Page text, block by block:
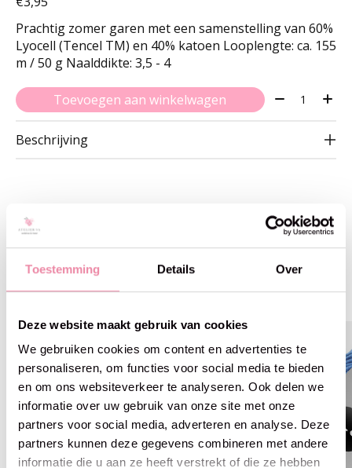
Toestemming Details Over
Deze website maakt gebruik van cookies
We gebruiken cookies om content en advertenties te
personaliseren, om functies voor social media te bieden
en om ons websiteverkeer te analyseren. Ook delen we
informatie over uw gebruik van onze site met onze
partners voor social media, adverteren en analyse. Deze
partners kunnen deze gegevens combineren met andere
informatie die u aan ze heeft verstrekt of die ze hebben
Prachtig zomer garen met een samenstelling van 60%
Lyocell (Tencel TM) en 40% katoen Looplengte: ca. 155
m / 50 g Naalddikte: 3,5 - 4
Toevoegen aan winkelwagen Aantal:
Beschrijving
Gerelateerde producten